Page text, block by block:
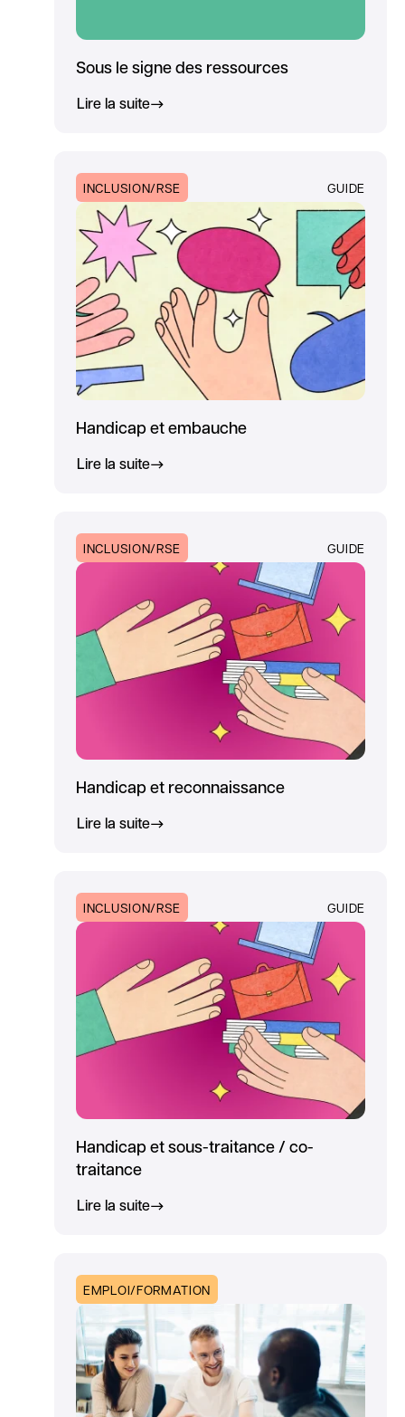
Sous le signe des ressources
Lire la suite
INCLUSION/RSE GUIDE
Handicap et embauche
Lire la suite
INCLUSION/RSE GUIDE
Handicap et reconnaissance
Lire la suite
INCLUSION/RSE GUIDE
Handicap et sous-traitance / co-
traitance
Lire la suite
EMPLOI/FORMATION